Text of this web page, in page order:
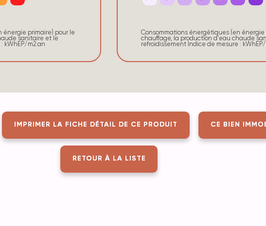
énergie primaire) pour le
sanitaire et le
kWhEP/m2.an
Consommations énergétiques (en énergie
chauffage, la production d'eau chaude
refroidissement Indice de mesure :
IMPRIMER LA FICHE DÉTAIL DE CE PRODUIT CE BIEN
RETOUR À LA LISTE